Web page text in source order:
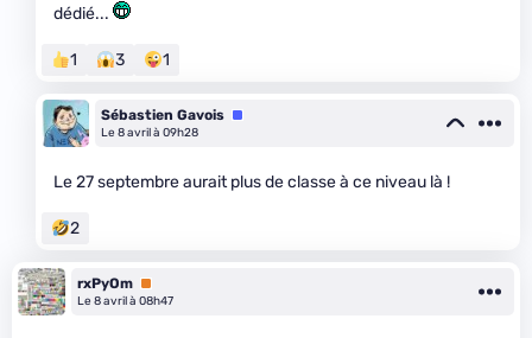
dédié...
1 3 1
Sébastien Gavois Équipe
Le 8 avril à 09h28
Le 27 septembre aurait plus de classe à ce niveau là !
2
rxPyOm Premium
Le 8 avril à 08h47